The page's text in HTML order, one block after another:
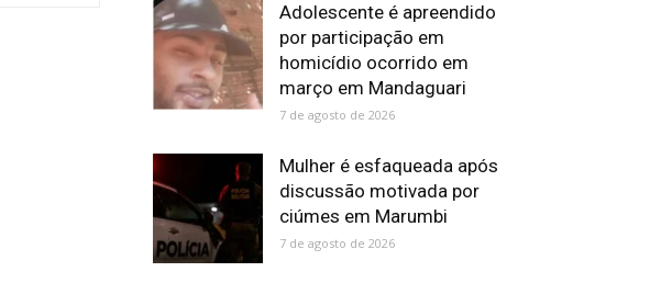
Adolescente é apreendido
por participação em
homicídio ocorrido em
março em Mandaguari
7 de agosto de 2026
Mulher é esfaqueada após
discussão motivada por
ciúmes em Marumbi
7 de agosto de 2026